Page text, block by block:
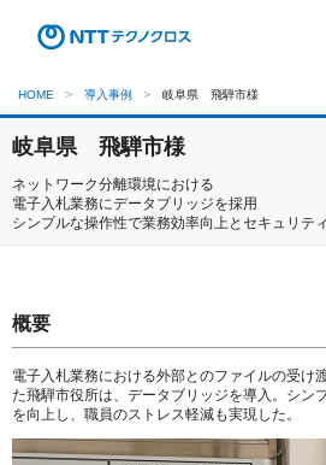
HOME 導入事例 岐阜県 飛騨市様
岐阜県 飛騨市様
ネットワーク分離環境における
電子入札業務にデータブリッジを採用
シンプルな操作性で業務効率向上とセキュリテ
概要
電子入札業務における外部とのファイルの受け
た飛騨市役所は、データブリッジを導入。シン
を向上し、職員のストレス軽減も実現した。